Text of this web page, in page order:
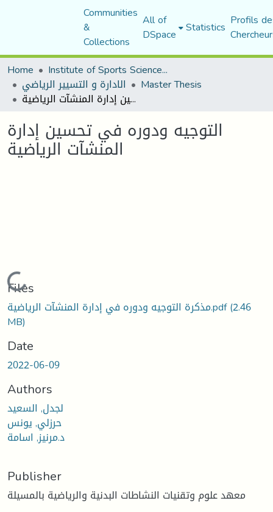
Communities
&
Collections
All of
DSpace Statistics Profils
Home
Institute of Sports Sciences and Techniques
الادارة و التسيير الرياضي Master Thesis
التوجيه ودوره في تحسين إدارة المنشآت الرياضية
التوجيه ودوره في تحسين إدارة
المنشآت الرياضية
Files
مذكرة التوجيه ودوره في إدارة المنشآت الرياضية.pdf(2.46
MB)
Date
2022-06-09
Authors
لجدل, السعيد
حرزلي, يونس
د.مرنيز, اسامة
Publisher
معهد علوم وتقنيات النشاطات البدنية والرياضية بالمسيلة